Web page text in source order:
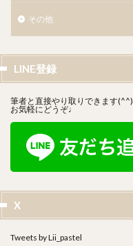
その他
LINE登録
筆者と直接やり取りできます(^^)
お気軽にどうぞ♩
X
Tweets by Lii_pastel